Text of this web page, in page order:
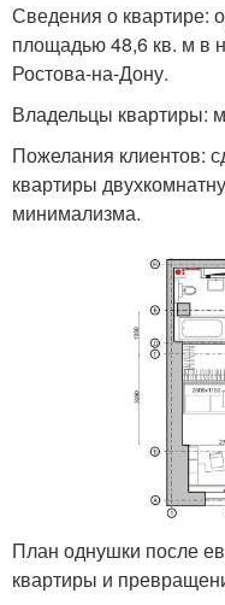
Сведения о квартире:
площадью 48,6 кв. м в
Ростова-на-Дону.
Владельцы квартиры:
Пожелания клиентов:
квартиры
минимализма.
План однушки после
квартиры и